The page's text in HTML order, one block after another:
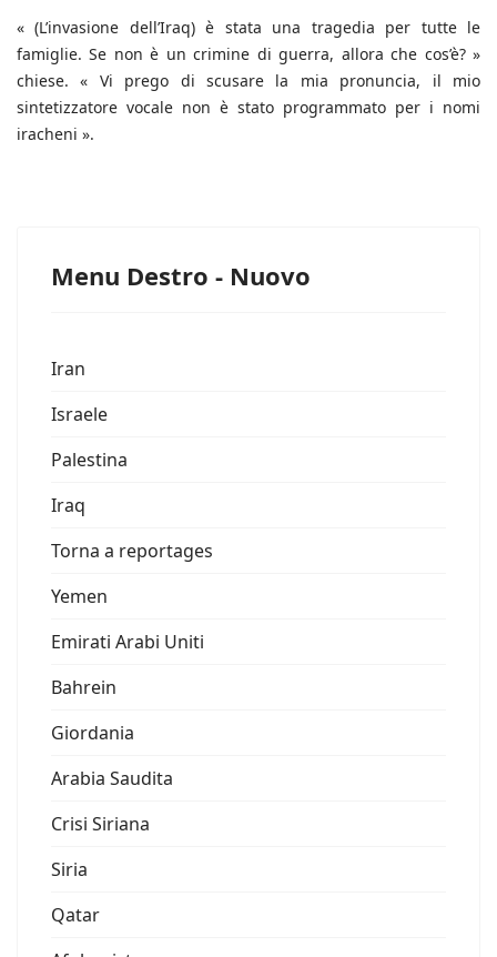
« (L’invasione dell’Iraq) è stata una tragedia per tutte le
famiglie. Se non è un crimine di guerra, allora che cos’è? »
chiese. « Vi prego di scusare la mia pronuncia, il mio
sintetizzatore vocale non è stato programmato per i nomi
iracheni ».
Menu Destro - Nuovo
Iran
Israele
Palestina
Iraq
Torna a reportages
Yemen
Emirati Arabi Uniti
Bahrein
Giordania
Arabia Saudita
Crisi Siriana
Siria
Qatar